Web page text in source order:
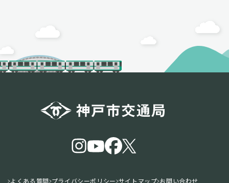
よくある質問 プライバシーポリシー サイトマップ お問い合わせ